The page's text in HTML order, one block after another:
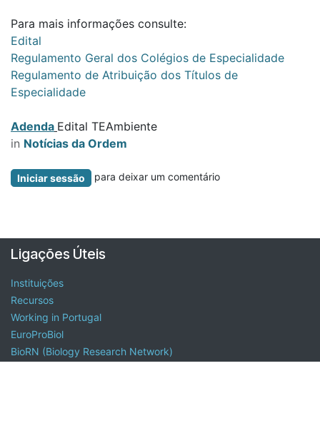
Para mais informações consulte:
Edital
Regulamento Geral dos Colégios de Especialidade
Regulamento de Atribuição dos Títulos de
Especialidade
Adenda Edital TEAmbiente
in Notícias da Ordem
Iniciar sessão para deixar um comentário
Ligações Úteis
Instituições
Recursos
Working in Portugal
EuroProBiol
BioRN (Biology Research Network)